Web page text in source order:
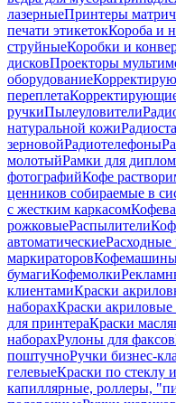
лазерныеПринтеры
печати этикетокКороба и
струйныеКоробки и
дисковПроекторы
оборудование
переплета
ручкиПылеуловители
натуральной кожи
зерновойРадиотелефоны
молотыйРамки для
фотографийКофе
ценников собираемые в
с жестким каркасом
рожковыеРаспылители
автоматическиеРасходные
маркираторовКофемашины
бумагиКофемолки
клиентамиКраски
наборахКраски
для принтераКраски
наборахРулоны для факсов
поштучноРучки бизнес-
гелевыеКраски по стеклу
капиллярные, роллеры,